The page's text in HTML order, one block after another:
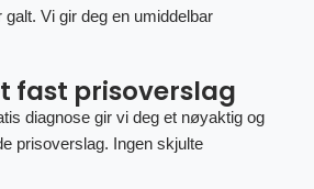
galt. Vi gir deg en umiddelbar
fast prisoverslag
diagnose gir vi deg et nøyaktig og
prisoverslag. Ingen skjulte